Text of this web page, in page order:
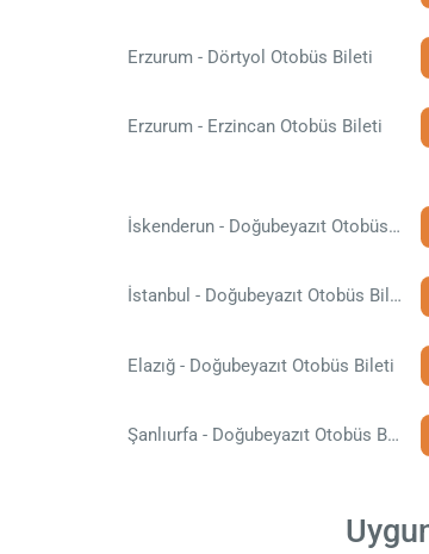
Erzurum - Dörtyol Otobüs Bileti
Erzurum - Erzincan Otobüs Bileti
İskenderun - Doğubeyazıt Otobüs Bileti
İstanbul - Doğubeyazıt Otobüs Bileti
Elazığ - Doğubeyazıt Otobüs Bileti
Şanlıurfa - Doğubeyazıt Otobüs Bileti